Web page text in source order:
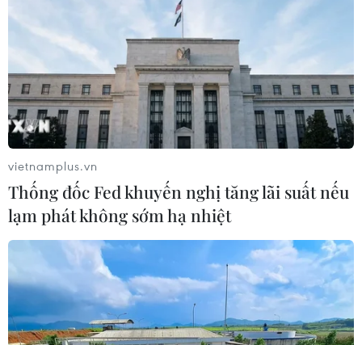
Đánh bom xe tại miền Bắc Syria, khiến 14
người thiệt mạng
16/11/2019 13:56
Theo SOHR, vụ việc xảy ra khi chiếc xe gài bom đã
vietnamplus.vn
Thống đốc Fed khuyến nghị tăng lãi suất nếu
lạm phát không sớm hạ nhiệt